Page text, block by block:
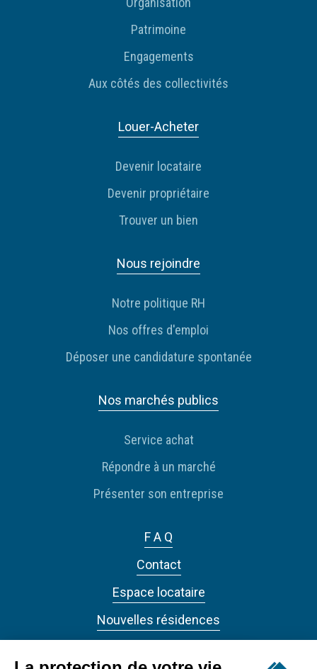
Patrimoine
Engagements
Aux côtés des collectivités
Louer-Acheter
Devenir locataire
Devenir propriétaire
Trouver un bien
Nous rejoindre
Notre politique RH
Nos offres d'emploi
Déposer une candidature spontanée
Nos marchés publics
Service achat
Répondre à un marché
Présenter son entreprise
F A Q
Contact
Espace locataire
Nouvelles résidences